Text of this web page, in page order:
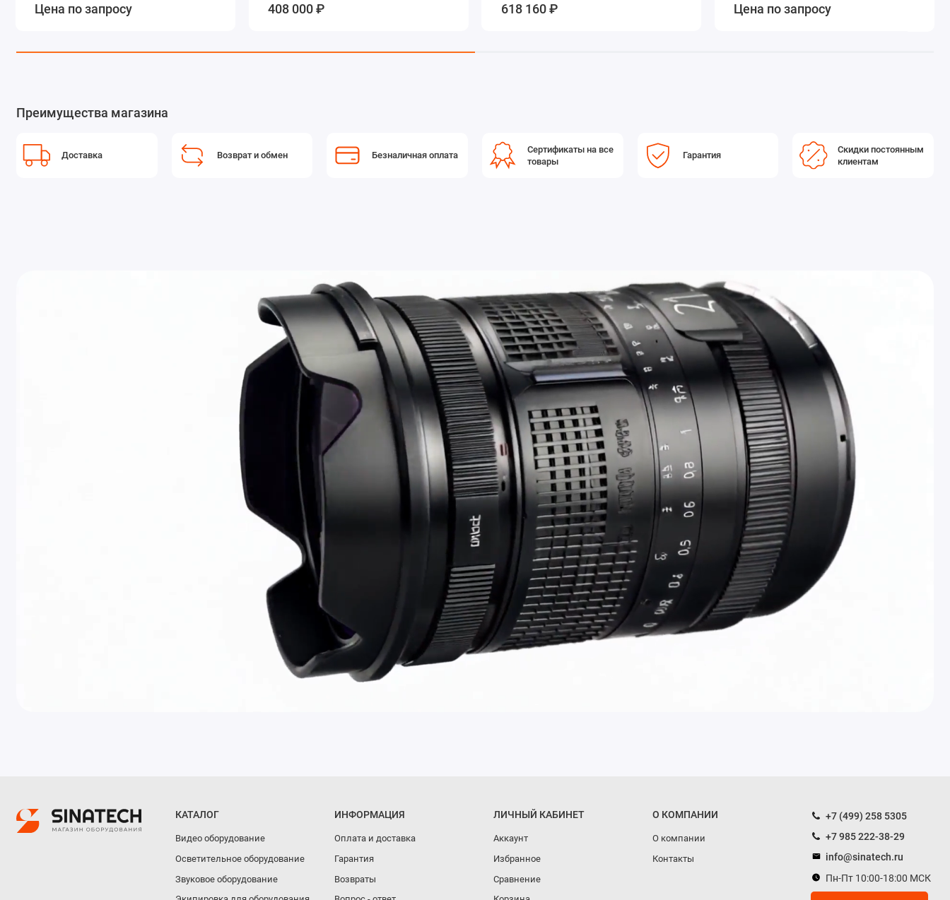
Цена по запросу 408 000 ₽ 618 160 ₽ Цена по запросу
Преимущества магазина
Доставка Возврат и обмен Безналичная оплата
Сертификаты на все
товары
Гарантия
Скидки постоянным
клиентам
КАТАЛОГ
Видео оборудование
Осветительное оборудование
Звуковое оборудование
ИНФОРМАЦИЯ
Оплата и доставка
Гарантия
Возвраты
ЛИЧНЫЙ КАБИНЕТ
Аккаунт
Избранное
Сравнение
О КОМПАНИИ
О компании
Контакты
+7 (499) 258 5305
+7 985 222-38-29
info@sinatech.ru
Пн-Пт 10:00-18:00 МСК